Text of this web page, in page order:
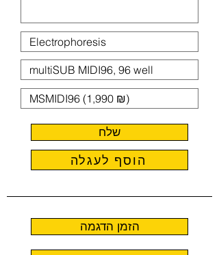
שלח
הוסף לעגלה
הזמן הדגמה